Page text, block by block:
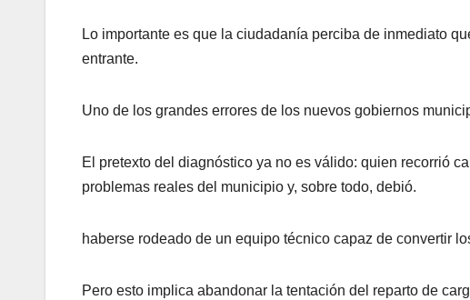
Lo importante es que la ciudadanía perciba de inmediato
entrante.
Uno de los grandes errores de los nuevos gobiernos
El pretexto del diagnóstico ya no es válido: quien recorrió
problemas reales del municipio y, sobre todo, debió.
haberse rodeado de un equipo técnico capaz de convertir
Pero esto implica abandonar la tentación del reparto de